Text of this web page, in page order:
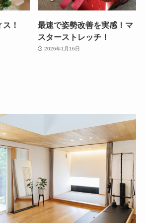
！
最速で姿勢改善を実感！マ
スターストレッチ！
2026年1月16日